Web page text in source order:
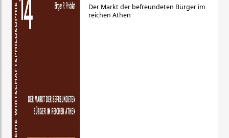
Der Markt der befreundeten Bürger im
reichen Athen